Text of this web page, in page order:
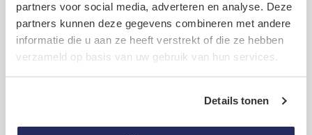
partners voor social media, adverteren en analyse. Deze
partners kunnen deze gegevens combineren met andere
informatie die u aan ze heeft verstrekt of die ze hebben
verzameld op basis van uw gebruik van hun services.
Details tonen
Religieuze organisaties